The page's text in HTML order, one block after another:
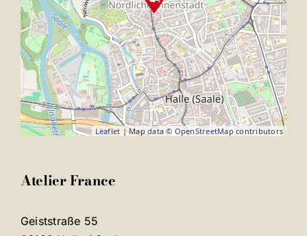
Leaflet | Map data © OpenStreetMap contributors
Atelier France
Geiststraße 55